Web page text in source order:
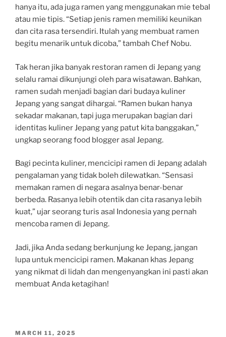
hanya itu, ada juga ramen yang menggunakan mie tebal
atau mie tipis. “Setiap jenis ramen memiliki keunikan
dan cita rasa tersendiri. Itulah yang membuat ramen
begitu menarik untuk dicoba,” tambah Chef Nobu.
Tak heran jika banyak restoran ramen di Jepang yang
selalu ramai dikunjungi oleh para wisatawan. Bahkan,
ramen sudah menjadi bagian dari budaya kuliner
Jepang yang sangat dihargai. “Ramen bukan hanya
sekadar makanan, tapi juga merupakan bagian dari
identitas kuliner Jepang yang patut kita banggakan,”
ungkap seorang food blogger asal Jepang.
Bagi pecinta kuliner, mencicipi ramen di Jepang adalah
pengalaman yang tidak boleh dilewatkan. “Sensasi
memakan ramen di negara asalnya benar-benar
berbeda. Rasanya lebih otentik dan cita rasanya lebih
kuat,” ujar seorang turis asal Indonesia yang pernah
mencoba ramen di Jepang.
Jadi, jika Anda sedang berkunjung ke Jepang, jangan
lupa untuk mencicipi ramen. Makanan khas Jepang
yang nikmat di lidah dan mengenyangkan ini pasti akan
membuat Anda ketagihan!
POSTED
MARCH 11, 2025